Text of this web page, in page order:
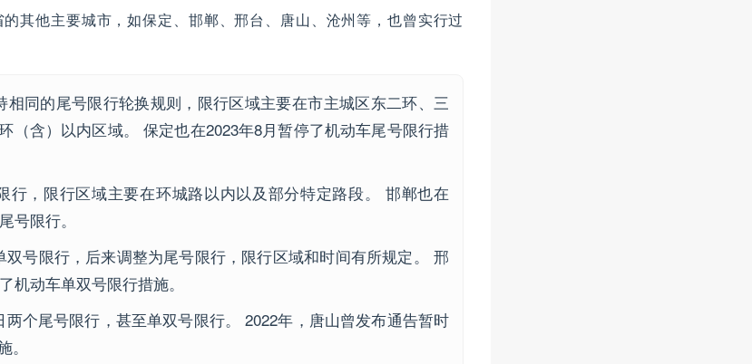
其他主要城市，如保定、邯郸、邢台、唐山、沧州等，也曾实行过
相同的尾号限行轮换规则，限行区域主要在市主城区东二环、三
（含）以内区域。 保定也在2023年8月暂停了机动车尾号限行措
行，限行区域主要在环城路以内以及部分特定路段。 邯郸也在
号限行。
双号限行，后来调整为尾号限行，限行区域和时间有所规定。 邢
机动车单双号限行措施。
两个尾号限行，甚至单双号限行。 2022年，唐山曾发布通告暂时